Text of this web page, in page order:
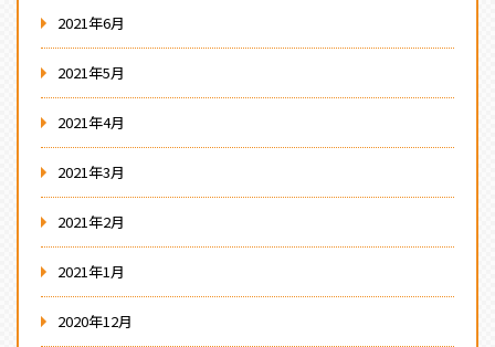
2021年6月
2021年5月
2021年4月
2021年3月
2021年2月
2021年1月
2020年12月